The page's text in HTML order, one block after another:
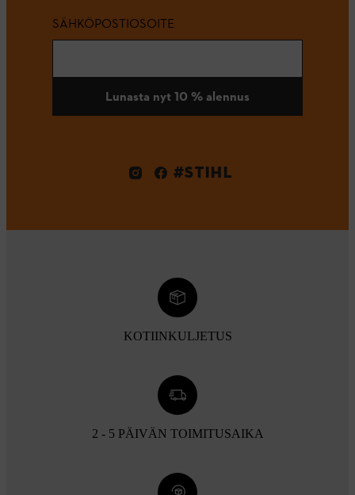
SÄHKÖPOSTIOSOITE
Lunasta nyt 10 % alennus
#STIHL
KOTIINKULJETUS
2 - 5 PÄIVÄN TOIMITUSAIKA